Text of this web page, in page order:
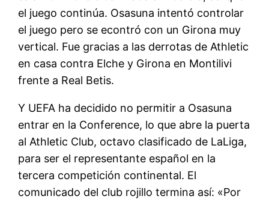
el juego continúa. Osasuna intentó controlar
el juego pero se econtró con un Girona muy
vertical. Fue gracias a las derrotas de Athletic
en casa contra Elche y Girona en Montilivi
frente a Real Betis.
Y UEFA ha decidido no permitir a Osasuna
entrar en la Conference, lo que abre la puerta
al Athletic Club, octavo clasificado de LaLiga,
para ser el representante español en la
tercera competición continental. El
comunicado del club rojillo termina así: «Por